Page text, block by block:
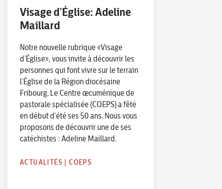
Visage d’Église: Adeline
Maillard
Notre nouvelle rubrique «Visage
d’Église», vous invite à découvrir les
personnes qui font vivre sur le terrain
l’Église de la Région diocésaine
Fribourg. Le Centre œcuménique de
pastorale spécialisée (COEPS) a fêté
en début d’été ses 50 ans. Nous vous
proposons de découvrir une de ses
catéchistes : Adeline Maillard.
ACTUALITÉS |COEPS